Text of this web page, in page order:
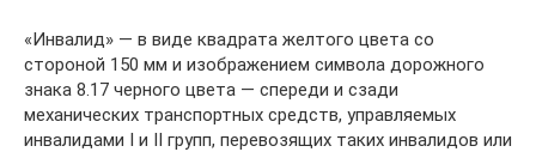
«Инвалид» — в виде квадрата желтого цвета со
стороной 150 мм и изображением символа дорожного
знака 8.17 черного цвета — спереди и сзади
механических транспортных средств, управляемых
инвалидами I и II групп, перевозящих таких инвалидов или